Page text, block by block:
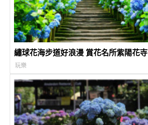
繡球花海步道好浪漫 賞花名所紫陽花寺
玩樂